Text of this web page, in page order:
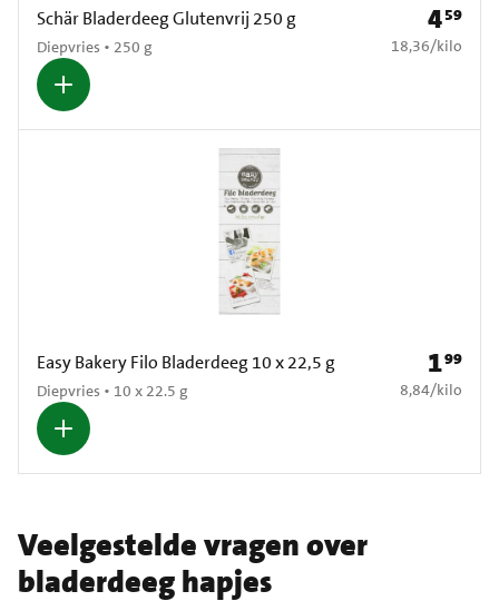
Schär Bladerdeeg Glutenvrij 250 g
Diepvries • 250 g
Prijs: €
459
€ 18,36 per kilo
18,36/kilo
Easy Bakery Filo Bladerdeeg 10 x 22,5 g
Diepvries • 10 x 22.5 g
Prijs: €
199
€ 8,84 per kilo
8,84/kilo
Veelgestelde vragen over
bladerdeeg hapjes